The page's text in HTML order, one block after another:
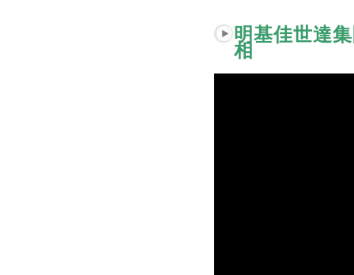
明基佳世達
相